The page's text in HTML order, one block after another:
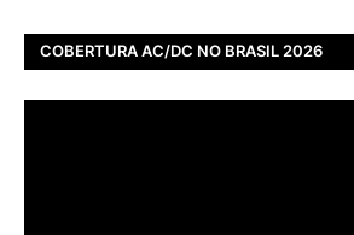
COBERTURA AC/DC NO BRASIL 2026